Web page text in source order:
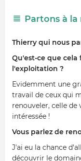
Partons à la
Thierry qui nous
Qu'est-ce que
l'exploitation ?
Evidemment une
travail de ceux qui
renouveler, celle
intéressée !
Vous parlez de
J'ai eu la chance
découvrir le